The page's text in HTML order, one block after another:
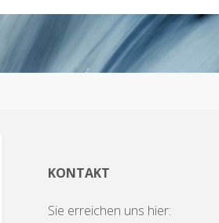
KONTAKT
Sie erreichen uns hier: